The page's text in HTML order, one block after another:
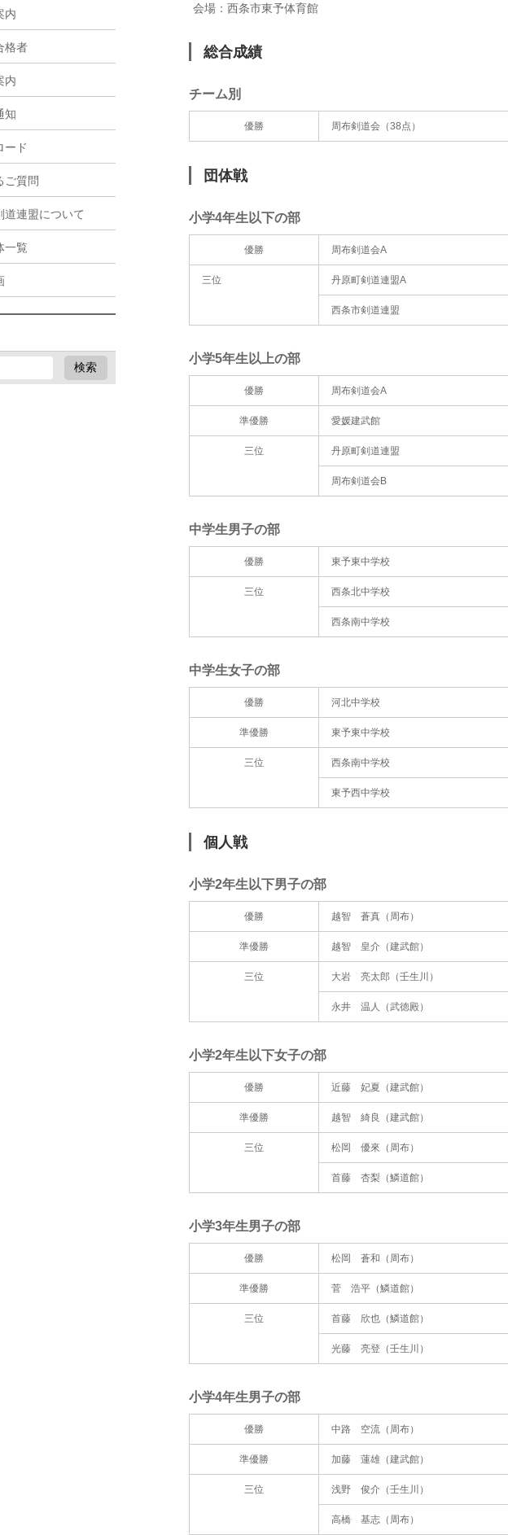
会場：西条市東予体育館
総合成績
チーム別
優勝 周布剣道会（38点）
団体戦
小学4年生以下の部
優勝 周布剣道会A
三位 丹原町剣道連盟A
西条市剣道連盟
小学5年生以上の部
優勝 周布剣道会A
準優勝 愛媛建武館
三位 丹原町剣道連盟
周布剣道会B
中学生男子の部
優勝 東予東中学校
三位 西条北中学校
西条南中学校
中学生女子の部
優勝 河北中学校
準優勝 東予東中学校
三位 西条南中学校
東予西中学校
個人戦
小学2年生以下男子の部
優勝 越智 蒼真（周布）
準優勝 越智 皇介（建武館）
三位 大岩 亮太郎（壬生川）
永井 温人（武徳殿）
小学2年生以下女子の部
優勝 近藤 妃夏（建武館）
準優勝 越智 綺良（建武館）
三位 松岡 優來（周布）
首藤 杏梨（鱗道館）
小学3年生男子の部
優勝 松岡 蒼和（周布）
準優勝 菅 浩平（鱗道館）
三位 首藤 欣也（鱗道館）
光藤 亮登（壬生川）
小学4年生男子の部
優勝 中路 空流（周布）
準優勝 加藤 蓮雄（建武館）
三位 浅野 俊介（壬生川）
高橋 基志（周布）
内
格者
内
知
ード
ご質問
道連盟について
一覧